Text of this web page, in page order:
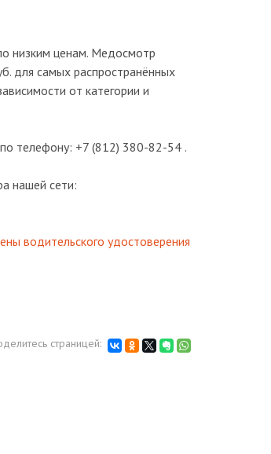
низким ценам. Медосмотр
для самых распространённых
от категории и
телефону: +7 (812) 380-82-54 .
нашей сети:
водительского удостоверения
страницей: